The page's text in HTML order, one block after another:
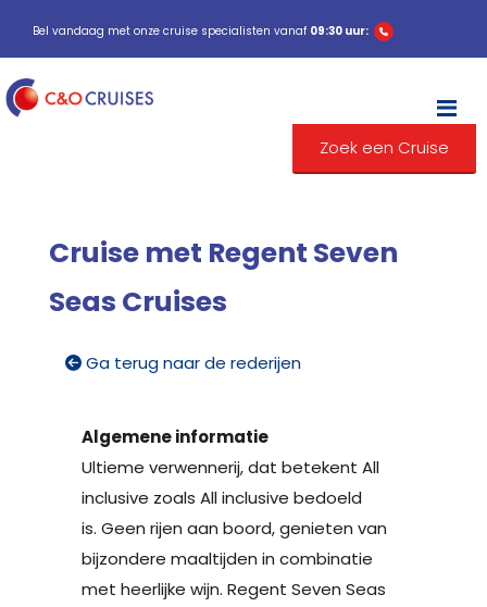
Bel vandaag met onze cruise specialisten vanaf 09:30 uur:
Zoek een Cruise
Cruise met Regent Seven
Seas Cruises
Ga terug naar de rederijen
Algemene informatie
Ultieme verwennerij, dat betekent All
inclusive zoals All inclusive bedoeld
is. Geen rijen aan boord, genieten van
bijzondere maaltijden in combinatie
met heerlijke wijn. Regent Seven Seas